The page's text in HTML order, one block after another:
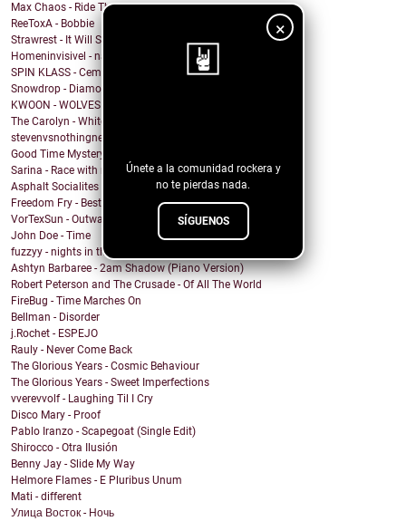
×
Únete a la comunidad rockera y
no te pierdas nada.
SÍGUENOS
Max Chaos - Ride The Wave
ReeToxA - Bobbie
Strawrest - It Will Soon Be Over
Homeninvisivel - navalhas
SPIN KLASS - Cemetery Drive (My Chemical Romance ...
Snowdrop - Diamond
KWOON - WOLVES
The Carolyn - White Russians
stevenvsnothingness - Always
Good Time Mystery Vision - Hot Headed Hector
Sarina - Race with no end
Asphalt Socialites - Marcus Aurelius
Freedom Fry - Best Friend
VorTexSun - Outward Spinning
John Doe - Time
fuzzyy - nights in the basement ft. long beard
Ashtyn Barbaree - 2am Shadow (Piano Version)
Robert Peterson and The Crusade - Of All The World
FireBug - Time Marches On
Bellman - Disorder
j.Rochet - ESPEJO
Rauly - Never Come Back
The Glorious Years - Cosmic Behaviour
The Glorious Years - Sweet Imperfections
vverevvolf - Laughing Til I Cry
Disco Mary - Proof
Pablo Iranzo - Scapegoat (Single Edit)
Shirocco - Otra Ilusión
Benny Jay - Slide My Way
Helmore Flames - E Pluribus Unum
Mati - different
Улица Восток - Ночь